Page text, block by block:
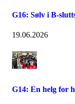
G16: Sølv i B-
19.06.2026
G14: En helg for